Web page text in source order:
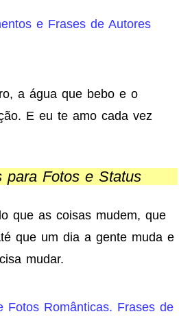
e Frases de Autores
a água que bebo e o
E eu te amo cada vez
para Fotos e Status
que as coisas mudem, que
que um dia a gente muda e
mudar.
Fotos Românticas. Frases de